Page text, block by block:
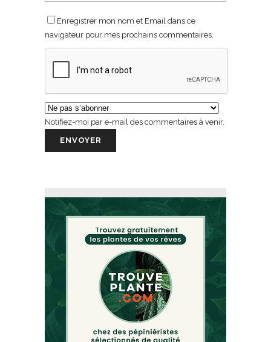
Enregistrer mon nom et Email dans ce
navigateur pour mes prochains commentaires.
Notifiez-moi par e-mail des commentaires à venir.